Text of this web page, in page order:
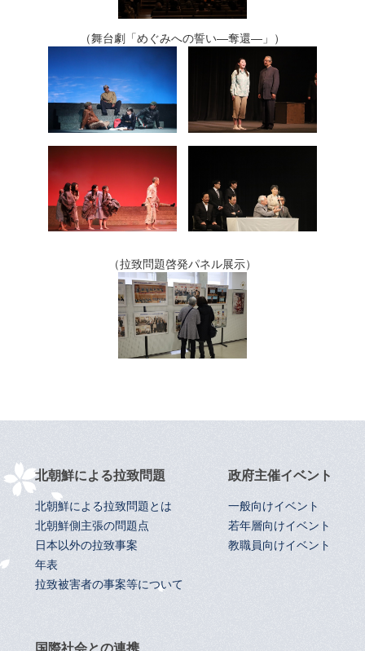
（舞台劇「めぐみへの誓い―奪還―」）
（拉致問題啓発パネル展示）
北朝鮮による拉致問題
北朝鮮による拉致問題とは
北朝鮮側主張の問題点
日本以外の拉致事案
年表
拉致被害者の事案等について
政府主催イベント
一般向けイベント
若年層向けイベント
教職員向けイベント
国際社会との連携